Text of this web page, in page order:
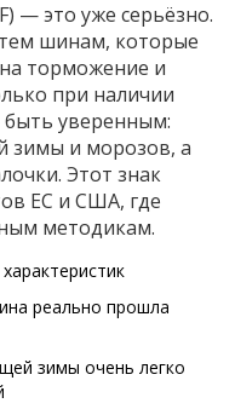
— это уже серьёзно.
шинам, которые
торможение и
при наличии
уверенным:
зимы и морозов, а
Этот знак
ЕС и США, где
методикам.
реально прошла
зимы очень легко